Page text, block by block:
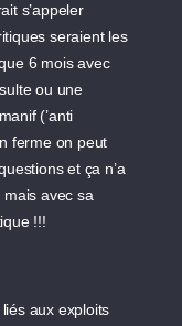
s’appeler
seraient les
6 mois avec
ou une
(’anti
ferme on peut
et ça n’a
avec sa
!!!
aux exploits